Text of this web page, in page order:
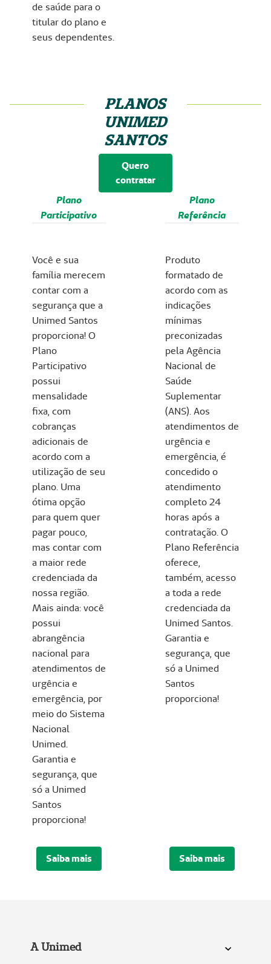
de saúde para o
titular do plano e
seus dependentes.
PLANOS
UNIMED
SANTOS
Quero
contratar
Plano
Participativo
Você e sua
família merecem
contar com a
segurança que a
Unimed Santos
proporciona! O
Plano
Participativo
possui
mensalidade
fixa, com
cobranças
adicionais de
acordo com a
utilização de seu
plano. Uma
ótima opção
para quem quer
pagar pouco,
mas contar com
a maior rede
credenciada da
nossa região.
Mais ainda: você
possui
abrangência
nacional para
atendimentos de
urgência e
emergência, por
meio do Sistema
Nacional
Unimed.
Garantia e
segurança, que
só a Unimed
Santos
proporciona!
Plano
Referência
Produto
formatado de
acordo com as
indicações
mínimas
preconizadas
pela Agência
Nacional de
Saúde
Suplementar
(ANS). Aos
atendimentos de
urgência e
emergência, é
concedido o
atendimento
completo 24
horas após a
contratação. O
Plano Referência
oferece,
também, acesso
a toda a rede
credenciada da
Unimed Santos.
Garantia e
segurança, que
só a Unimed
Santos
proporciona!
Saiba mais Saiba mais
A Unimed